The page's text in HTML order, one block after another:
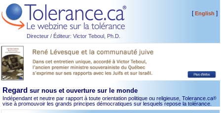
Directeur / Éditeur: Victor Teboul, Ph.D.
[English ]
Regard sur nous et ouverture sur le monde
Indépendant et neutre par rapport à toute orientation politique ou religieuse, Tolerance.ca®
vise à promouvoir les grands principes démocratiques sur lesquels repose la tolérance.